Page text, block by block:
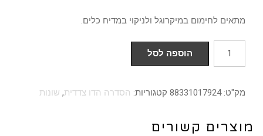
מתאים לחימום במיקרוגל ולניקוי במדיח כלים.
כמות
של
עמוקה/שטוחה
צדדית
הוספה לסל
מק"ט:88331017924 קטגוריות: הסדרה הדו צדדית, שונות
מוצרים קשורים